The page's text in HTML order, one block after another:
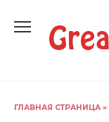
содержанию
ГЛАВНАЯ СТРАНИЦА »